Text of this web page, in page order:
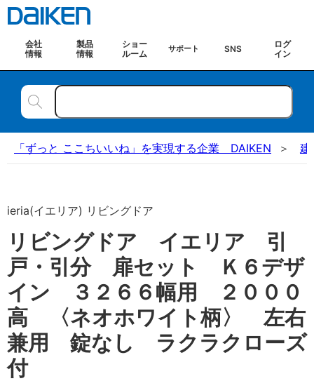
会社
情報
製品
情報
ショー
ルーム
サポート SNS
ログ
イン
「ずっと ここちいいね」を実現する企業 DAIKEN 建
ieria(イエリア) リビングドア
リビングドア イエリア 引
戸・引分 扉セット Ｋ６デザ
イン ３２６６幅用 ２０００
高 〈ネオホワイト柄〉 左右
兼用 錠なし ラクラクローズ
付